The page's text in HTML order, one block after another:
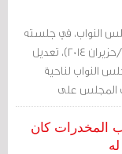
النواب، في جلسته
أمس الثلثاء (3 يونيو/حزيران 2014)، تعديل
النواب لناحية
المجلس على
المخدرات كان